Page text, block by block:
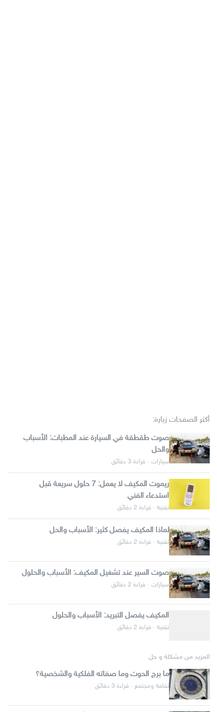
أكثر الصفحات زيارة:
صوت طقطقة في السيارة عند المطبات: الأسباب
والحل
سيارات · قراءة 3 دقائق
ريموت المكيف لا يعمل: 7 حلول سريعة قبل
استدعاء الفني
تقنية · قراءة 2 دقائق
لماذا المكيف يفصل كثير: الأسباب والحل
تقنية · قراءة 2 دقائق
صوت السير عند تشغيل المكيف: الأسباب والحلول
سيارات · قراءة 2 دقائق
المكيف يفصل التبريد: الأسباب والحلول
تقنية · قراءة 2 دقائق
المزيد من مشكلة و حل
ما برج الحوت وما صفاته الفلكية والشخصية؟
ثقافة ومجتمع · قراءة 3 دقائق